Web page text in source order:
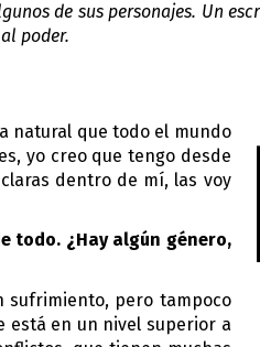
de sus personajes. Un
poder.
natural que todo el mundo
yo creo que tengo desde
dentro de mí, las voy
todo. ¿Hay algún género,
sufrimiento, pero tampoco
está en un nivel superior a